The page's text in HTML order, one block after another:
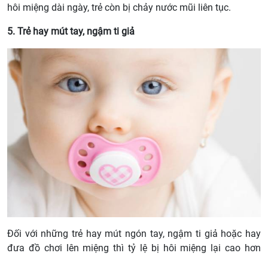
hôi miệng dài ngày, trẻ còn bị chảy nước mũi liên tục.
5. Trẻ hay mút tay, ngậm ti giả
Đối với những trẻ hay mút ngón tay, ngậm ti giả hoặc hay
đưa đồ chơi lên miệng thì tỷ lệ bị hôi miệng lại cao hơn